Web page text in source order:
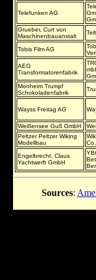
Telefunken AG
Grueber, Curt von
Maschinenbauanstalt
Tobis Film AG
AEG
Transformatorenfabrik
Monheim Trumpf
Schokoladenfabrik
Wayss Freitag AG
Weißensee Guß GmbH
Peltzer Peltzer Wiking
Modellbau
Engelbrecht, Claus
Yachtwerft GmbH
Sources: